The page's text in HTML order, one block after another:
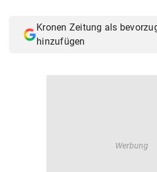
Kronen Zeitung als
hinzufügen